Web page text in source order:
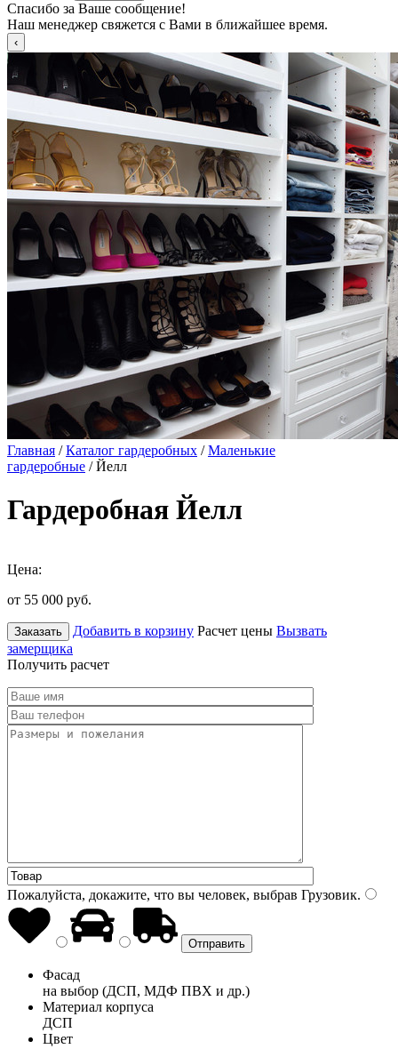
Спасибо за Ваше сообщение!
Наш менеджер свяжется с Вами в ближайшее время.
Главная /Каталог гардеробных /Маленькие
гардеробные / Йелл
Гардеробная Йелл
Цена:
от 55 000 руб.
Заказать Добавить в корзину Расчет цены Вызвать
замерщика
Получить расчет
Пожалуйста, докажите, что вы человек, выбрав Грузовик.
Фасад
на выбор (ДСП, МДФ ПВХ и др.)
Материал корпуса
ДСП
Цвет